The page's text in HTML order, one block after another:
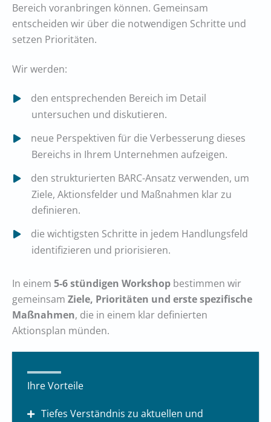
Bereich voranbringen können. Gemeinsam
entscheiden wir über die notwendigen Schritte und
setzen Prioritäten.
Wir werden:
den entsprechenden Bereich im Detail
untersuchen und diskutieren.
neue Perspektiven für die Verbesserung dieses
Bereichs in Ihrem Unternehmen aufzeigen.
den strukturierten BARC-Ansatz verwenden, um
Ziele, Aktionsfelder und Maßnahmen klar zu
definieren.
die wichtigsten Schritte in jedem Handlungsfeld
identifizieren und priorisieren.
In einem 5-6 stündigen Workshop bestimmen wir
gemeinsam Ziele, Prioritäten und erste spezifische
Maßnahmen, die in einem klar definierten
Aktionsplan münden.
Ihre Vorteile
Tiefes Verständnis zu aktuellen und